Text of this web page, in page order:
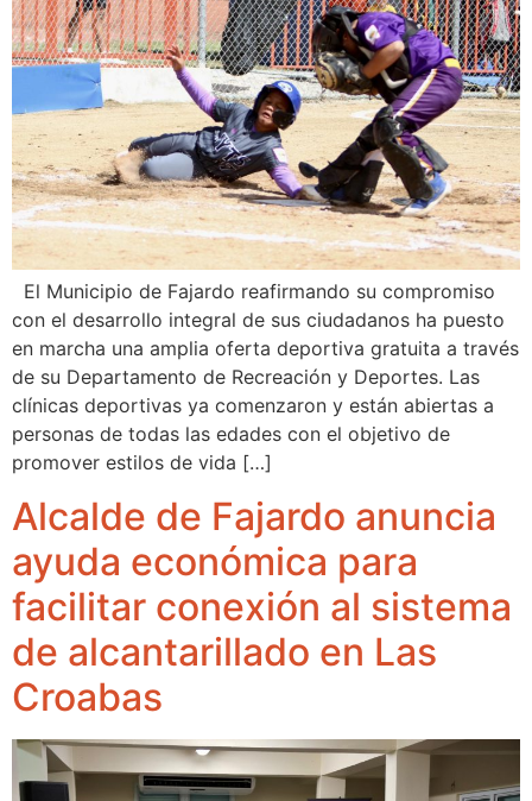
El Municipio de Fajardo reafirmando su compromiso
con el desarrollo integral de sus ciudadanos ha puesto
en marcha una amplia oferta deportiva gratuita a través
de su Departamento de Recreación y Deportes. Las
clínicas deportivas ya comenzaron y están abiertas a
personas de todas las edades con el objetivo de
promover estilos de vida […]
Alcalde de Fajardo anuncia
ayuda económica para
facilitar conexión al sistema
de alcantarillado en Las
Croabas